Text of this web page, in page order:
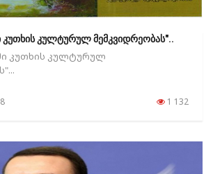
კუთხის კულტურულ მემკვიდრეობას"..
კუთხის კულტურულ
1 132